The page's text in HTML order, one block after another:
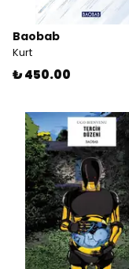
Baobab
Kurt
₺ 450.00